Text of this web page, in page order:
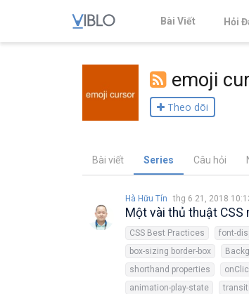
Bài Viết Hỏi
emoji
Theo dõi
Bài viết Series Câu hỏi
Hà Hữu Tín thg 6 21, 2018
Một vài thủ thuật
CSS Best Practices font-
box-sizing border-box
shorthand properties
animation-play-state